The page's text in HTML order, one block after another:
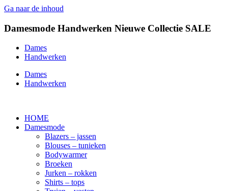
Ga naar de inhoud
Damesmode Handwerken Nieuwe Collectie SALE
Dames
Handwerken
Dames
Handwerken
HOME
Damesmode
Blazers – jassen
Blouses – tunieken
Bodywarmer
Broeken
Jurken – rokken
Shirts – tops